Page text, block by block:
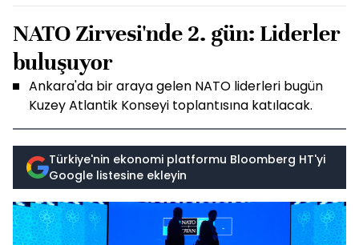
NATO Zirvesi'nde 2. gün: Liderler
buluşuyor
Ankara'da bir araya gelen NATO liderleri bugün
Kuzey Atlantik Konseyi toplantısına katılacak.
Türkiye'nin ekonomi platformu Bloomberg HT'yi
Google listesine ekleyin